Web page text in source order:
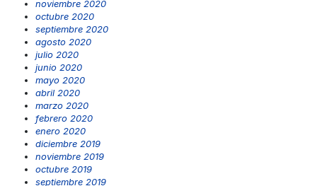
noviembre 2020
octubre 2020
septiembre 2020
agosto 2020
julio 2020
junio 2020
mayo 2020
abril 2020
marzo 2020
febrero 2020
enero 2020
diciembre 2019
noviembre 2019
octubre 2019
septiembre 2019